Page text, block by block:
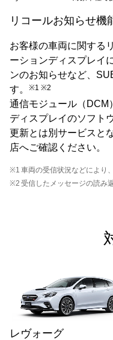
リコールお知らせ機
お客様の車両に関する
ーションディスプレイ
ンのお知らせなど、
す。
※1 ※2
通信モジュール（DCM
ディスプレイのソフト
更新とは別サービスと
店へご確認ください。
※1 車両の受信状況などにより
※2 受信したメッセージの読み
レヴォーグ